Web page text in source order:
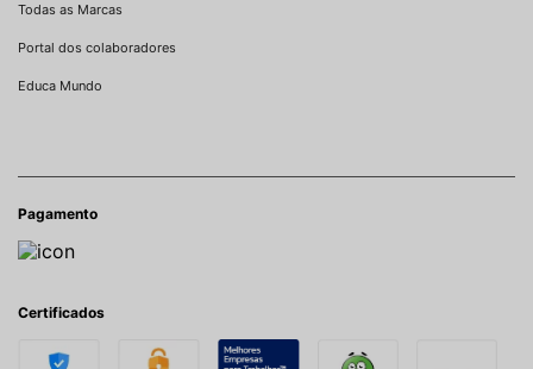
Todas as Marcas
Portal dos colaboradores
Educa Mundo
Pagamento
Certificados